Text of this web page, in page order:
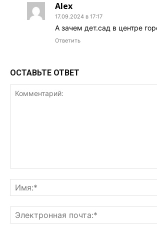
Alex
17.09.2024 в 17:17
А зачем дет.сад в центре
Ответить
ОСТАВЬТЕ ОТВЕТ